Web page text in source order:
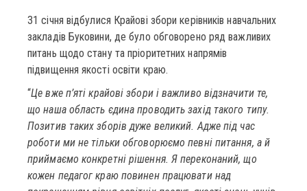
31 січня відбулися Крайові збори керівників навчальних
закладів Буковини, де було обговорено ряд важливих
питань щодо стану та пріоритетних напрямів
підвищення якості освіти краю.
“Це вже п’яті крайові збори і важливо відзначити те,
що наша область єдина проводить захід такого типу.
Позитив таких зборів дуже великий. Адже під час
роботи ми не тільки обговорюємо певні питання, а й
приймаємо конкретні рішення. Я переконаний, що
кожен педагог краю повинен працювати над